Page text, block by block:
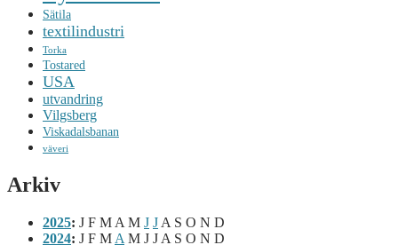
Sätila
textilindustri
Torka
Tostared
USA
utvandring
Vilgsberg
Viskadalsbanan
väveri
Arkiv
2025: J F M A M J J A S O N D
2024: J F M A M J J A S O N D